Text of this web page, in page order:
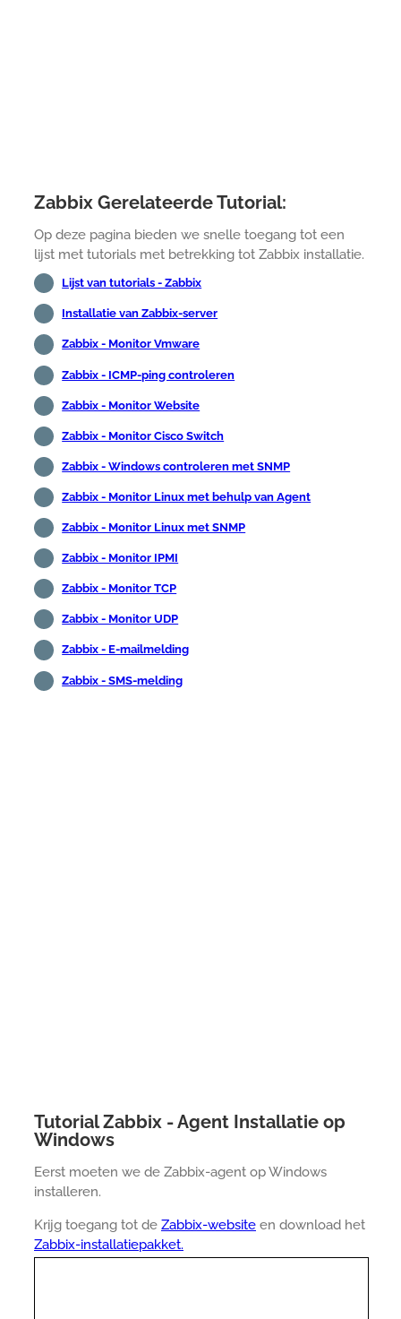
Zabbix Gerelateerde Tutorial:
Op deze pagina bieden we snelle toegang tot een
lijst met tutorials met betrekking tot Zabbix installatie.
Lijst van tutorials - Zabbix
Installatie van Zabbix-server
Zabbix - Monitor Vmware
Zabbix - ICMP-ping controleren
Zabbix - Monitor Website
Zabbix - Monitor Cisco Switch
Zabbix - Windows controleren met SNMP
Zabbix - Monitor Linux met behulp van Agent
Zabbix - Monitor Linux met SNMP
Zabbix - Monitor IPMI
Zabbix - Monitor TCP
Zabbix - Monitor UDP
Zabbix - E-mailmelding
Zabbix - SMS-melding
Tutorial Zabbix - Agent Installatie op
Windows
Eerst moeten we de Zabbix-agent op Windows
installeren.
Krijg toegang tot de Zabbix-website en download het
Zabbix-installatiepakket.